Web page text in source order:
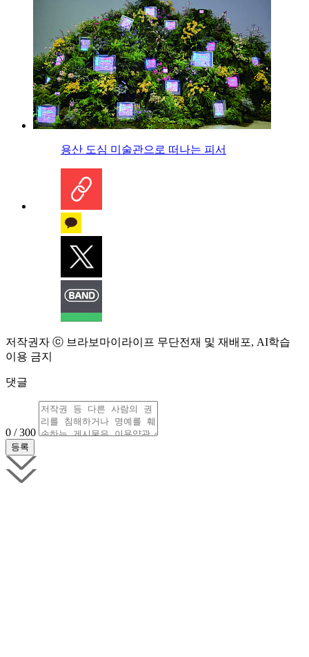
용산 도심 미술관으로 떠나는 피서
저작권자 ⓒ 브라보마이라이프 무단전재 및 재배포, AI학습
이용 금지
댓글
0 / 300